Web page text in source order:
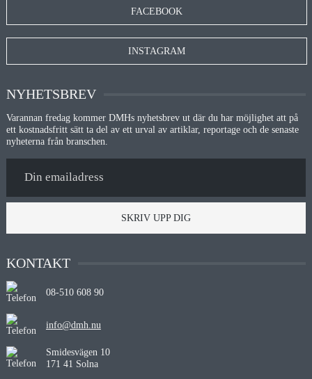
FACEBOOK
INSTAGRAM
NYHETSBREV
Varannan fredag kommer DMHs nyhetsbrev ut där du har möjlighet att på
ett kostnadsfritt sätt ta del av ett urval av artiklar, reportage och de senaste
nyheterna från branschen.
SKRIV UPP DIG
KONTAKT
08-510 608 90
info@dmh.nu
Smidesvägen 10
171 41 Solna